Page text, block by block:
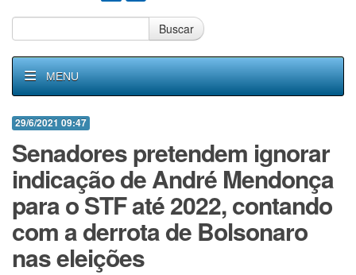
Buscar
MENU
29/6/2021 09:47
Senadores pretendem ignorar
indicação de André Mendonça
para o STF até 2022, contando
com a derrota de Bolsonaro
nas eleições